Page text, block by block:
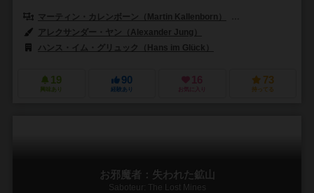
マーティン・カレンボーン（Martin Kallenborn）
アレクサンダー・ヤン（Alexander Jung）
ハンス・イム・グリュック（Hans im Glück）
19
興味あり
90
経験あり
16
お気に入り
73
持ってる
お邪魔者：失われた鉱山
Saboteur: The Lost Mines